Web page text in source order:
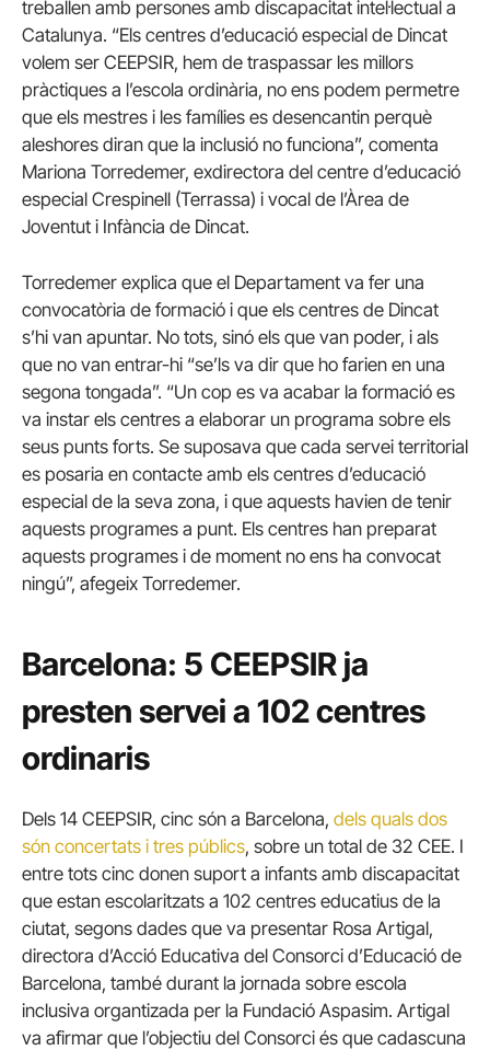
treballen amb persones amb discapacitat intel·lectual a
Catalunya. “Els centres d’educació especial de Dincat
volem ser CEEPSIR, hem de traspassar les millors
pràctiques a l’escola ordinària, no ens podem permetre
que els mestres i les famílies es desencantin perquè
aleshores diran que la inclusió no funciona”, comenta
Mariona Torredemer, exdirectora del centre d’educació
especial Crespinell (Terrassa) i vocal de l’Àrea de
Joventut i Infància de Dincat.
Torredemer explica que el Departament va fer una
convocatòria de formació i que els centres de Dincat
s’hi van apuntar. No tots, sinó els que van poder, i als
que no van entrar-hi “se’ls va dir que ho farien en una
segona tongada”. “Un cop es va acabar la formació es
va instar els centres a elaborar un programa sobre els
seus punts forts. Se suposava que cada servei territorial
es posaria en contacte amb els centres d’educació
especial de la seva zona, i que aquests havien de tenir
aquests programes a punt. Els centres han preparat
aquests programes i de moment no ens ha convocat
ningú”, afegeix Torredemer.
Barcelona: 5 CEEPSIR ja
presten servei a 102 centres
ordinaris
Dels 14 CEEPSIR, cinc són a Barcelona, dels quals dos
són concertats i tres públics, sobre un total de 32 CEE. I
entre tots cinc donen suport a infants amb discapacitat
que estan escolaritzats a 102 centres educatius de la
ciutat, segons dades que va presentar Rosa Artigal,
directora d’Acció Educativa del Consorci d’Educació de
Barcelona, també durant la jornada sobre escola
inclusiva organtizada per la Fundació Aspasim. Artigal
va afirmar que l’objectiu del Consorci és que cadascuna